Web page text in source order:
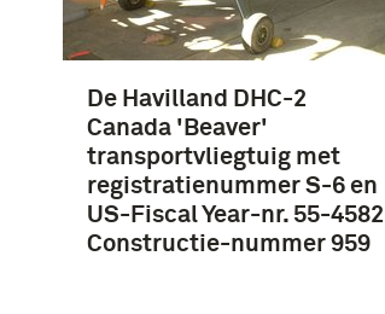
De Havilland DHC-2
Canada 'Beaver'
transportvliegtuig met
registratienummer S-6 en
US-Fiscal Year-nr. 55-4582
Constructie-nummer 959